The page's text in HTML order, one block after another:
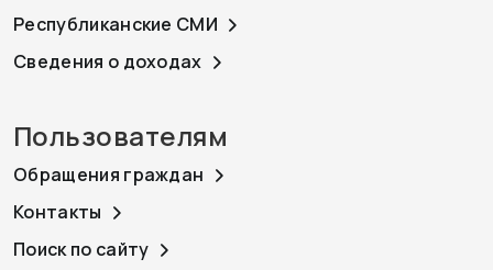
Республиканские СМИ
Сведения о доходах
Пользователям
Обращения граждан
Контакты
Поиск по сайту